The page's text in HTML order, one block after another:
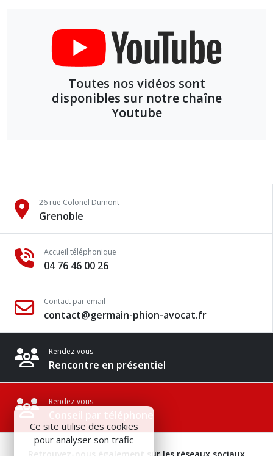
Toutes nos vidéos sont
disponibles sur notre chaîne
Youtube
26 rue Colonel Dumont
Grenoble
Accueil téléphonique
04 76 46 00 26
Contact par email
contact@germain-phion-avocat.fr
Rendez-vous
Rencontre en présentiel
Rendez-vous
Conseil par téléphone
Ce site utilise des cookies
pour analyser son trafic